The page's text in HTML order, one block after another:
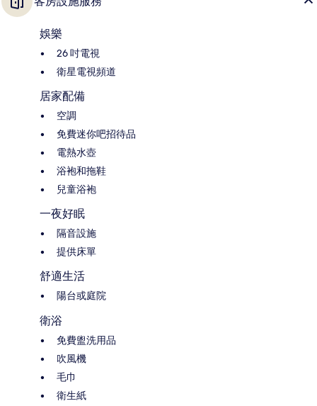
娛樂
26 吋電視
衛星電視頻道
居家配備
空調
免費迷你吧招待品
電熱水壺
浴袍和拖鞋
兒童浴袍
一夜好眠
隔音設施
提供床單
舒適生活
陽台或庭院
衛浴
免費盥洗用品
吹風機
毛巾
衛生紙